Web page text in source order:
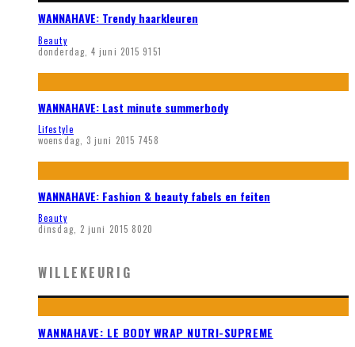
WANNAHAVE: Trendy haarkleuren
Beauty
donderdag, 4 juni 2015 9151
WANNAHAVE: Last minute summerbody
Lifestyle
woensdag, 3 juni 2015 7458
WANNAHAVE: Fashion & beauty fabels en feiten
Beauty
dinsdag, 2 juni 2015 8020
WILLEKEURIG
WANNAHAVE: LE BODY WRAP NUTRI-SUPREME